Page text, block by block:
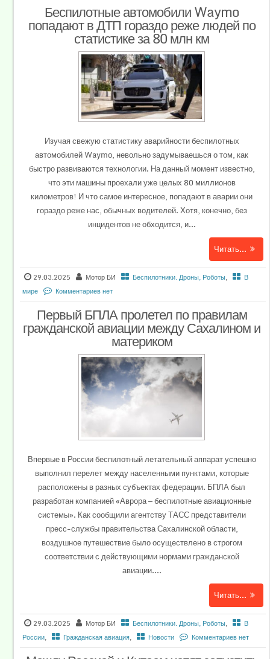
Беспилотные автомобили Waymo
попадают в ДТП гораздо реже людей по
статистике за 80 млн км
Изучая свежую статистику аварийности беспилотных
автомобилей Waymo, невольно задумываешься о том, как
быстро развиваются технологии. На данный момент известно,
что эти машины проехали уже целых 80 миллионов
километров! И что самое интересное, попадают в аварии они
гораздо реже нас, обычных водителей. Хотя, конечно, без
инцидентов не обходится, и...
Читать...
29.03.2025 Мотор БИ Беспилотники. Дроны, Роботы,
В
мире
Комментариев нет
Первый БПЛА пролетел по правилам
гражданской авиации между Сахалином и
материком
Впервые в России беспилотный летательный аппарат успешно
выполнил перелет между населенными пунктами, которые
расположены в разных субъектах федерации. БПЛА был
разработан компанией «Аврора — беспилотные авиационные
системы». Как сообщили агентству ТАСС представители
пресс-службы правительства Сахалинской области,
воздушное путешествие было осуществлено в строгом
соответствии с действующими нормами гражданской
авиации....
Читать...
29.03.2025 Мотор БИ Беспилотники. Дроны, Роботы,
В
России, Гражданская авиация, Новости Комментариев нет